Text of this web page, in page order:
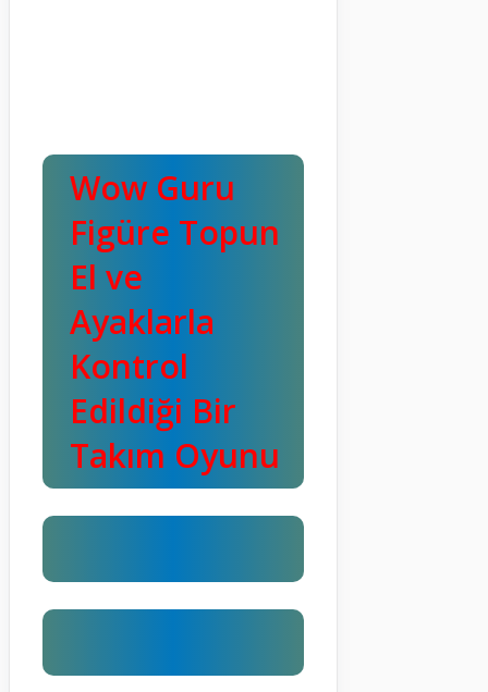
Wow Guru
Figüre Topun
El ve
Ayaklarla
Kontrol
Edildiği Bir
Takım Oyunu